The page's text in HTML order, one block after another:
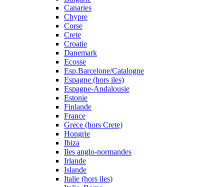
Canaries
Chypre
Corse
Crete
Croatie
Danemark
Ecosse
Esp.Barcelone/Catalogne
Espagne (hors iles)
Espagne-Andalousie
Estonie
Finlande
France
Grece (hors Crete)
Hongrie
Ibiza
Iles anglo-normandes
Irlande
Islande
Italie (hors iles)